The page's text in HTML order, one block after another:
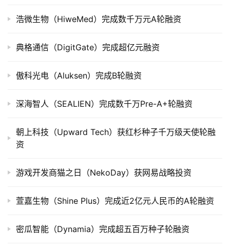
市
创
据
创
学
院
浩微生物（HiweMed）完成数千万元A轮融资
典格通信（DigitGate）完成超亿元融资
傲科光电（Aluksen）完成B轮融资
深海智人（SEALIEN）完成数千万Pre-A+轮融资
朝上科技（Upward Tech）获红杉种子千万级天使轮融
资
游戏开发商猫之日（NekoDay）获网易战略投资
萱嘉生物（Shine Plus）完成近2亿元人民币的A轮融资
密瓜智能（Dynamia）完成超五百万种子轮融资